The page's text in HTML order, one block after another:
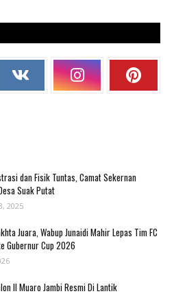
dan Fisik Tuntas, Camat Sekernan
Suak Putat
2025
Juara, Wabup Junaidi Mahir Lepas Tim FC
Gubernur Cup 2026
II Muaro Jambi Resmi Di Lantik